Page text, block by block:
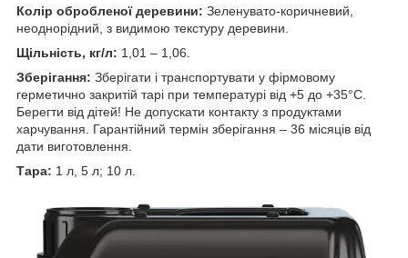
Колір обробленої деревини: Зеленувато-коричневий,
неоднорідний, з видимою текстуру деревини.
Щільність, кг/л: 1,01 – 1,06.
Зберігання: Зберігати і транспортувати у фірмовому
герметично закритій тарі при температурі від +5 до +35°С.
Берегти від дітей! Не допускати контакту з продуктами
харчування. Гарантійний термін зберігання – 36 місяців від
дати виготовлення.
Тара: 1 л, 5 л; 10 л.